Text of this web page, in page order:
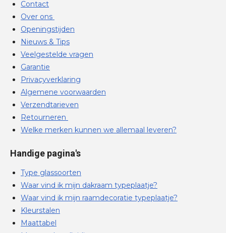
Contact
Over ons
Openingstijden
Nieuws & Tips
Veelgestelde vragen
Garantie
Privacyverklaring
Algemene voorwaarden
Verzendtarieven
Retourneren
Welke merken kunnen we allemaal leveren?
Handige pagina's
Type glassoorten
Waar vind ik mijn dakraam typeplaatje?
Waar vind ik mijn raamdecoratie typeplaatje?
Kleurstalen
Maattabel